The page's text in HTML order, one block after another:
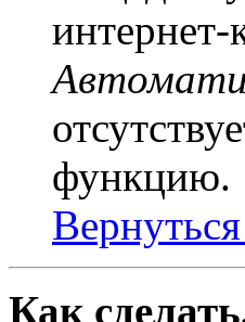
интернет-
функцию.
Как